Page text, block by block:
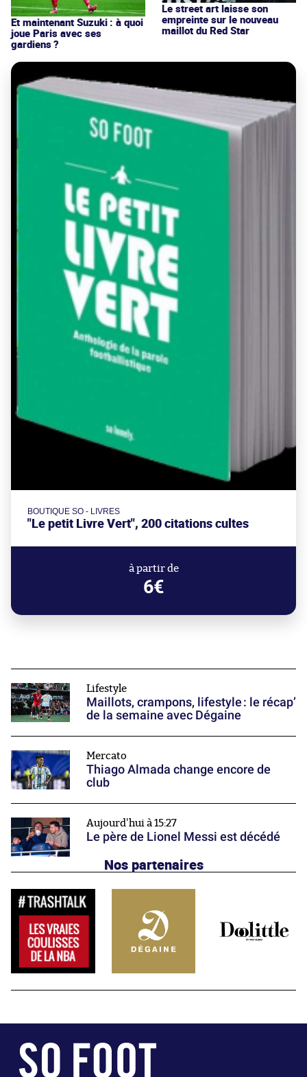
Et maintenant Suzuki : à quoi
joue Paris avec ses
gardiens ?
Le street art laisse son
empreinte sur le nouveau
maillot du Red Star
BOUTIQUE SO - LIVRES
"Le petit Livre Vert", 200 citations cultes
à partir de
6€
Lifestyle
Maillots, crampons, lifestyle : le récap’
de la semaine avec Dégaine
Mercato
Thiago Almada change encore de
club
Aujourd'hui à 15:27
Le père de Lionel Messi est décédé
Nos partenaires